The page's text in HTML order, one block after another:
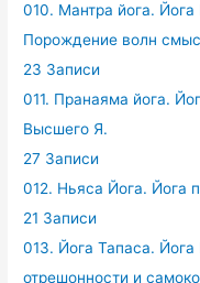
010. Мантра йога.
Порождение волн
23 Записи
011. Пранаяма йога.
Высшего Я.
27 Записи
012. Ньяса Йога. Йога
21 Записи
013. Йога Тапаса.
отрешонности и